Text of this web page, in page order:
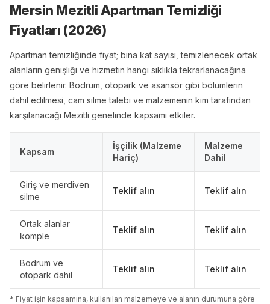
Mersin Mezitli Apartman Temizliği
Fiyatları (2026)
Apartman temizliğinde fiyat; bina kat sayısı, temizlenecek ortak
alanların genişliği ve hizmetin hangi sıklıkla tekrarlanacağına
göre belirlenir. Bodrum, otopark ve asansör gibi bölümlerin
dahil edilmesi, cam silme talebi ve malzemenin kim tarafından
karşılanacağı Mezitli genelinde kapsamı etkiler.
Kapsam
İşçilik (Malzeme
Hariç)
Malzeme
Dahil
Giriş ve merdiven
silme
Teklif alın Teklif alın
Ortak alanlar
komple
Teklif alın Teklif alın
Bodrum ve
otopark dahil
Teklif alın Teklif alın
* Fiyat işin kapsamına, kullanılan malzemeye ve alanın durumuna göre